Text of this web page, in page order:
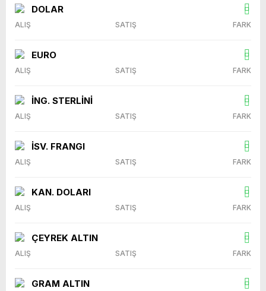
DOLAR
ALIŞ SATIŞ FARK
EURO
ALIŞ SATIŞ FARK
İNG. STERLİNİ
ALIŞ SATIŞ FARK
İSV. FRANGI
ALIŞ SATIŞ FARK
KAN. DOLARI
ALIŞ SATIŞ FARK
ÇEYREK ALTIN
ALIŞ SATIŞ FARK
GRAM ALTIN